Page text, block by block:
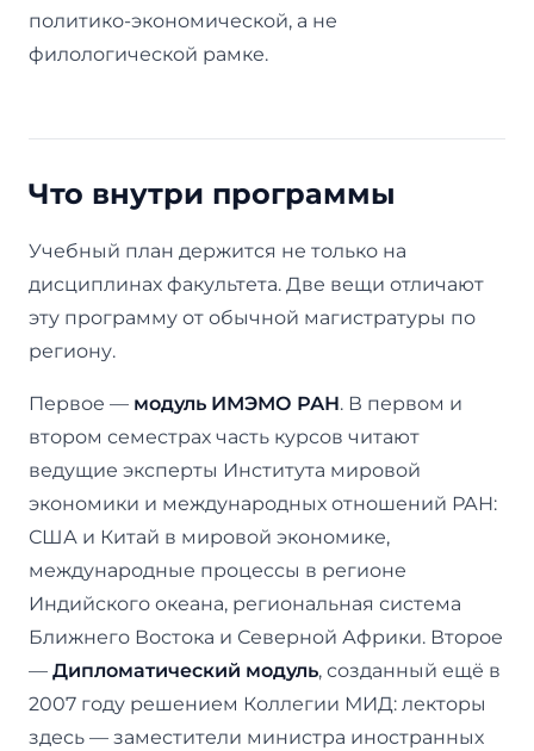
политико-экономической, а не
филологической рамке.
Что внутри программы
Учебный план держится не только на
дисциплинах факультета. Две вещи отличают
эту программу от обычной магистратуры по
региону.
Первое — модуль ИМЭМО РАН. В первом и
втором семестрах часть курсов читают
ведущие эксперты Института мировой
экономики и международных отношений РАН:
США и Китай в мировой экономике,
международные процессы в регионе
Индийского океана, региональная система
Ближнего Востока и Северной Африки. Второе
— Дипломатический модуль, созданный ещё в
2007 году решением Коллегии МИД: лекторы
здесь — заместители министра иностранных